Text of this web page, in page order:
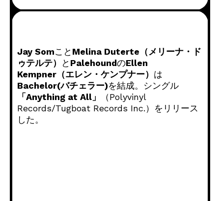
Jay Somこと Melina Duterte（メリーナ・ド
ゥテルテ）
と PalehoundのEllen
Kempner（エレン・ケンプナー） は
Bachelor(バチェラー)を結成。シングル
「Anything at All」
（Polyvinyl
Records/Tugboat Records Inc.）をリリース
した。